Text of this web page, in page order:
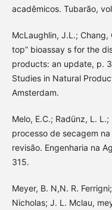
acadêmicos. Tubarão,
McLaughlin, J.L.; Chang,
top” bioassay s for the
products: an update, p.
Studies in Natural
Amsterdam.
Melo, E.C.; Radünz, L.
processo de secagem
revisão. Engenharia na
315.
Meyer, B. N,N. R.
Nicholas; J. L. Mclau,